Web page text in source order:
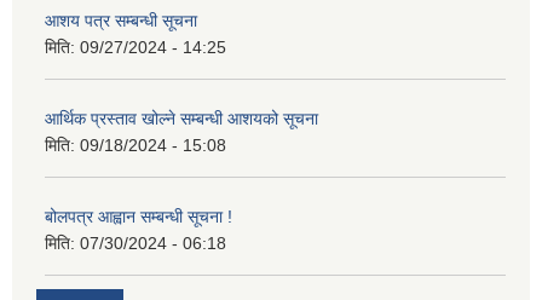
आशय पत्र सम्बन्धी सूचना
मिति: 09/27/2024 - 14:25
आर्थिक प्रस्ताव खोल्ने सम्बन्धी आशयको सूचना
मिति: 09/18/2024 - 15:08
बोलपत्र आह्वान सम्बन्धी सूचना !
मिति: 07/30/2024 - 06:18